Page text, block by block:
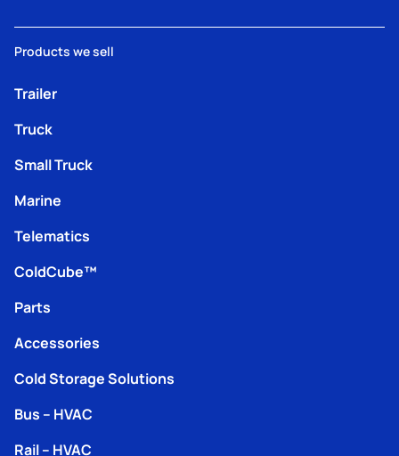
Products we sell
Trailer
Truck
Small Truck
Marine
Telematics
ColdCube™
Parts
Accessories
Cold Storage Solutions
Bus – HVAC
Rail – HVAC